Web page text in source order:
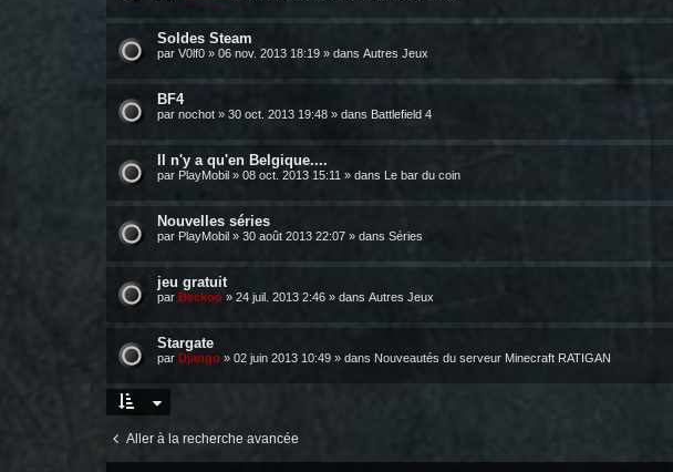
Soldes Steam
par V0lf0 » 06 nov. 2013 18:19 » dans Autres Jeux
BF4
par nochot » 30 oct. 2013 19:48 » dans Battlefield 4
Il n'y a qu'en Belgique....
par PlayMobil » 08 oct. 2013 15:11 » dans Le bar du coin
Nouvelles séries
par PlayMobil » 30 août 2013 22:07 » dans Séries
jeu gratuit
par Beckoo » 24 juil. 2013 2:46 » dans Autres Jeux
Stargate
par Django » 02 juin 2013 10:49 » dans Nouveautés du serveur Minecraft RATIGAN
Aller à la recherche avancée